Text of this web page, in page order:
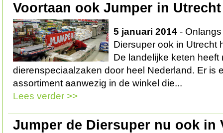
Voortaan ook Jumper in Utrecht
5 januari 2014 -
Diersuper ook in Utrecht
De landelijke keten heeft
dierenspeciaalzaken door heel Nederland. Er is
assortiment aanwezig in de winkel die...
Lees verder >>
Jumper de Diersuper nu ook in